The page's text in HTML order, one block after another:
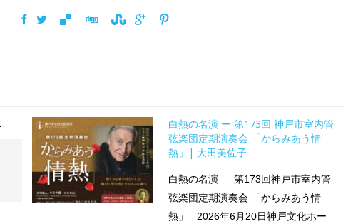
白熱の名演 ー 第173回 神戸市室内管
弦楽団定期演奏会 「からみあう情
熱」| 大田美佐子
白熱の名演 ― 第173回神戸市室内管
弦楽団定期演奏会 「からみあう情
熱」 2026年6月20日神戸文化ホー